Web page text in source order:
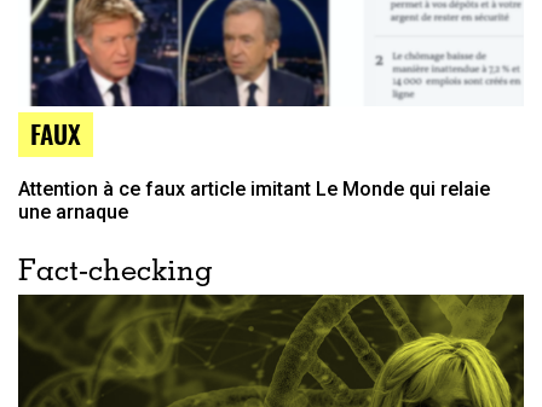
FAUX
Attention à ce faux article imitant Le Monde qui relaie
une arnaque
Fact-checking